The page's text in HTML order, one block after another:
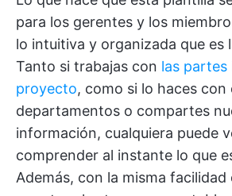
para los gerentes y los
lo intuitiva y organizada que es
Tanto si trabajas con las partes
proyecto, como si lo haces con
departamentos o compartes
información, cualquiera puede
comprender al instante lo que
Además, con la misma facilidad